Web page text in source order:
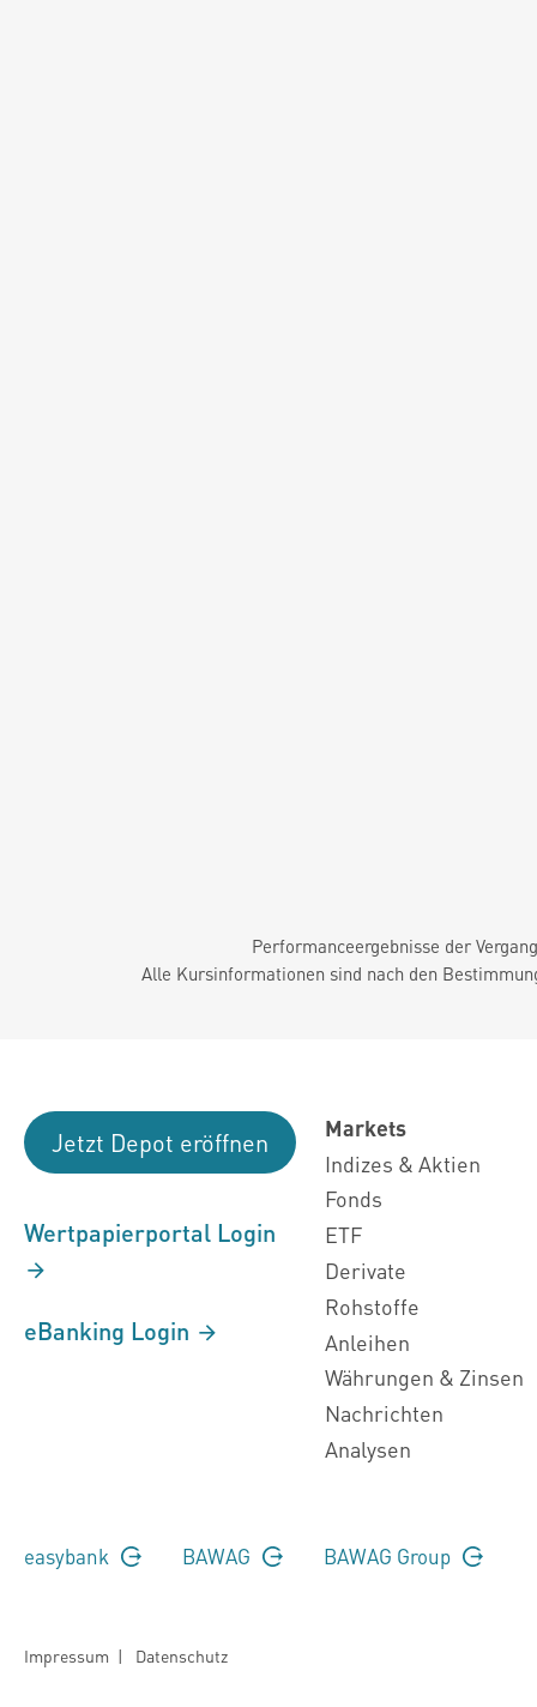
Performanceergebnisse der
Alle Kursinformationen sind nach den
Jetzt Depot eröffnen
Wertpapierportal Login
eBanking Login
Markets
Indizes & Aktien
Fonds
ETF
Derivate
Rohstoffe
Anleihen
Währungen & Zinsen
Nachrichten
Analysen
easybank BAWAG BAWAG Group
Impressum | Datenschutz